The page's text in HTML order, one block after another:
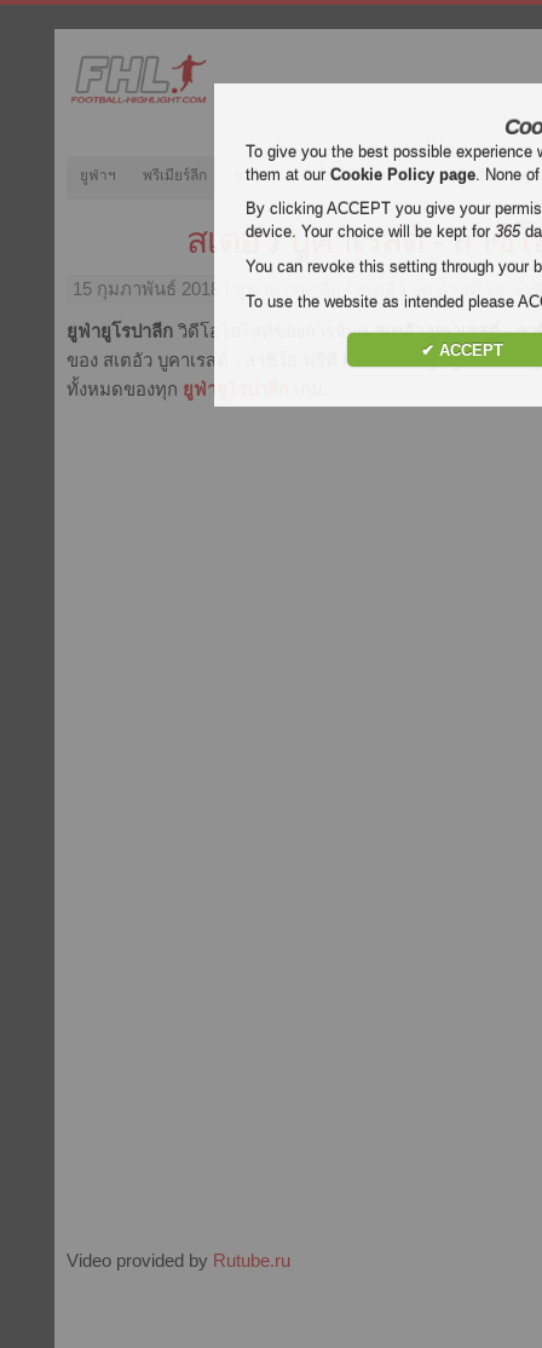
ยูฟ่าฯ พรีเมียร์ลีก ลาลีกา กัลโช่ บุนเดสลีกา ลีกเอิง ยู
สเตอัว บูคาเรสต์ - ลาซิโ
15 กุมภาพันธ์ 2018
ยูฟ่ายูโรปาลีก วิดีโอไฮไลท์ของการจับคู่สเตอัว บูคาเรสต์ - ลา
ของ สเตอัว บูคาเรสต์ - ลาซิโอ ฟรีที่ Football Highlight. เน้นส
ทั้งหมดของทุก ยูฟ่ายูโรปาลีก
Video provided by Rutube.ru
To give you the best possible
them at ourCookie Policy page. None
By clicking ACCEPT you give your
device. Your choice will be kept for365
You can revoke this setting through your
To use the website as intended please
✔ ACCEPT